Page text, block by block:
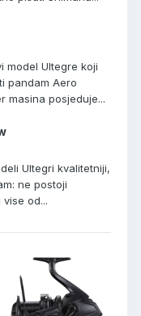
model Ultegre koji
pandam Aero
masina posjeduje...
Ultegri kvalitetniji,
ne postoji
od...